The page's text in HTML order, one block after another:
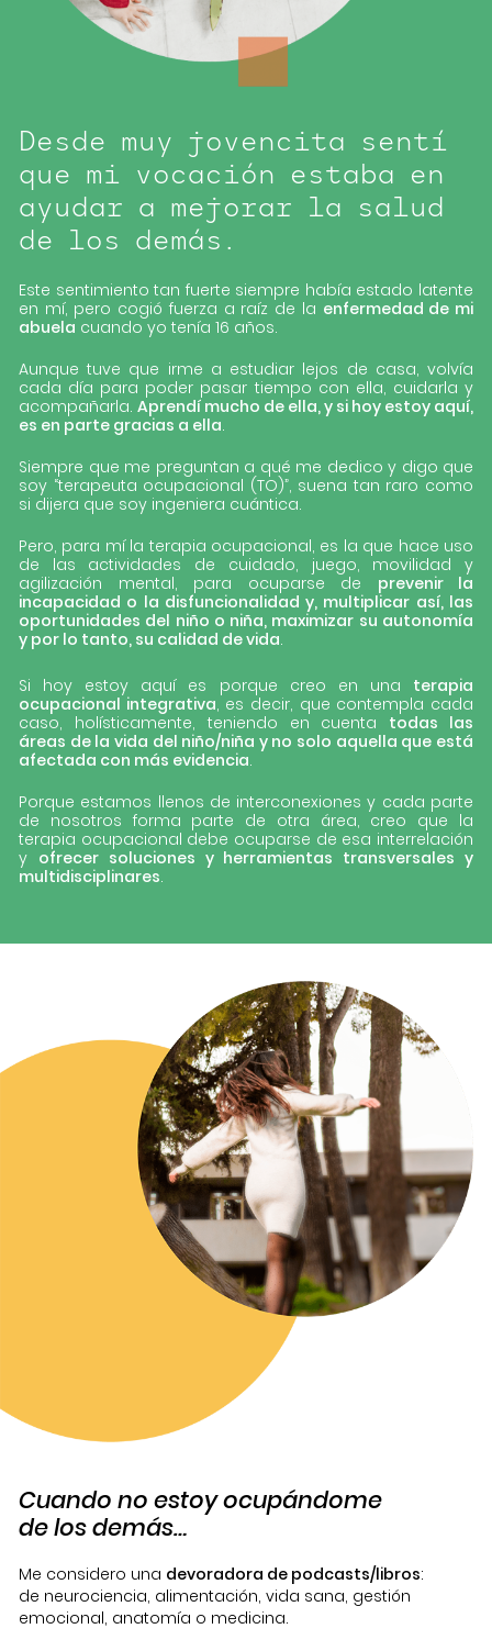
Desde muy jovencita sentí
que mi vocación estaba en
ayudar a mejorar la salud
de los demás.
Este sentimiento tan fuerte siempre había estado latente
en mí, pero cogió fuerza a raíz de la enfermedad de mi
abuela cuando yo tenía 16 años.
Aunque tuve que irme a estudiar lejos de casa, volvía
cada día para poder pasar tiempo con ella, cuidarla y
acompañarla. Aprendí mucho de ella, y si hoy estoy aquí,
es en parte gracias a ella.
Siempre que me preguntan a qué me dedico y digo que
soy “terapeuta ocupacional (TO)”, suena tan raro como
si dijera que soy ingeniera cuántica.
Pero, para mí la terapia ocupacional, es la que hace uso
de las actividades de cuidado, juego, movilidad y
agilización mental, para ocuparse de prevenir la
incapacidad o la disfuncionalidad y, multiplicar así, las
oportunidades del niño o niña, maximizar su autonomía
y por lo tanto, su calidad de vida.
Si hoy estoy aquí es porque creo en una terapia
ocupacional integrativa, es decir, que contempla cada
caso, holísticamente, teniendo en cuenta todas las
áreas de la vida del niño/niña y no solo aquella que está
afectada con más evidencia.
Porque estamos llenos de interconexiones y cada parte
de nosotros forma parte de otra área, creo que la
terapia ocupacional debe ocuparse de esa interrelación
y ofrecer soluciones y herramientas transversales y
multidisciplinares.
Cuando no estoy ocupándome
de los demás…
Me considero una devoradora de podcasts/libros:
de neurociencia, alimentación, vida sana, gestión
emocional, anatomía o medicina.